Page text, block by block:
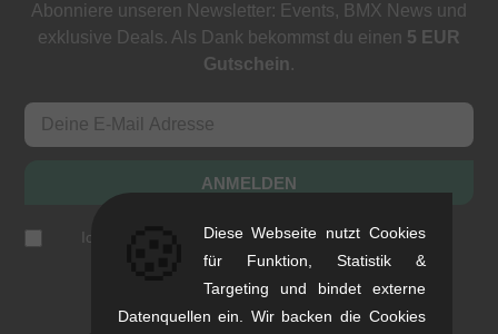
Abonniere unseren Newsletter: Events, BMX News und
exklusive Deals. Als Dank bekommst du einen 5 EUR
Gutschein.
ANMELDEN
Ich akzeptiere dieDatenschutzerklärung (jederzeit
abbestellbar)
Diese Webseite nutzt Cookies
für Funktion, Statistik &
Targeting und bindet externe
Datenquellen ein. Wir backen die Cookies